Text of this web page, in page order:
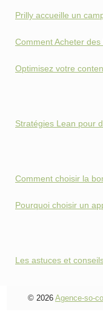
Prilly accueille un
Comment Acheter des
Optimisez votre
Stratégies Lean pour
Comment choisir la
Pourquoi choisir un
Les astuces et conseils
© 2026 Agence-so-